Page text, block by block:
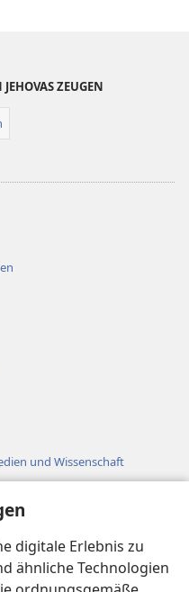
digitale Erlebnis zu
ähnliche Technologien
ZEUGEN
und Wissenschaft